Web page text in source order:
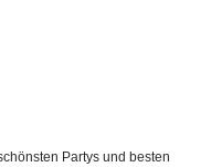
Partys und besten